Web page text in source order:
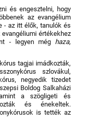
és engesztelni, hogy
az evangélium
- az itt élők, tanulók és
értékekhez
- legyen még haza,
tagjai imádkozták,
szlovákul,
negyedik tizedet
Boldog Salkaházi
a szögligeti és
és énekeltek.
is tették az